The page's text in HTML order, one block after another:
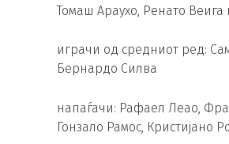
Томаш Араухо, Ренато
играчи од средниот ред:
Бернардо Силва
напаѓачи: Рафаел Леао,
Гонзало Рамос, Кристијано